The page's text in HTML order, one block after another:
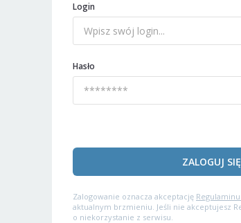
Login
Hasło
ZALOGUJ SIĘ
Zalogowanie oznacza akceptację
aktualnym brzmieniu. Jeśli nie akceptujesz
o niekorzystanie z serwisu.